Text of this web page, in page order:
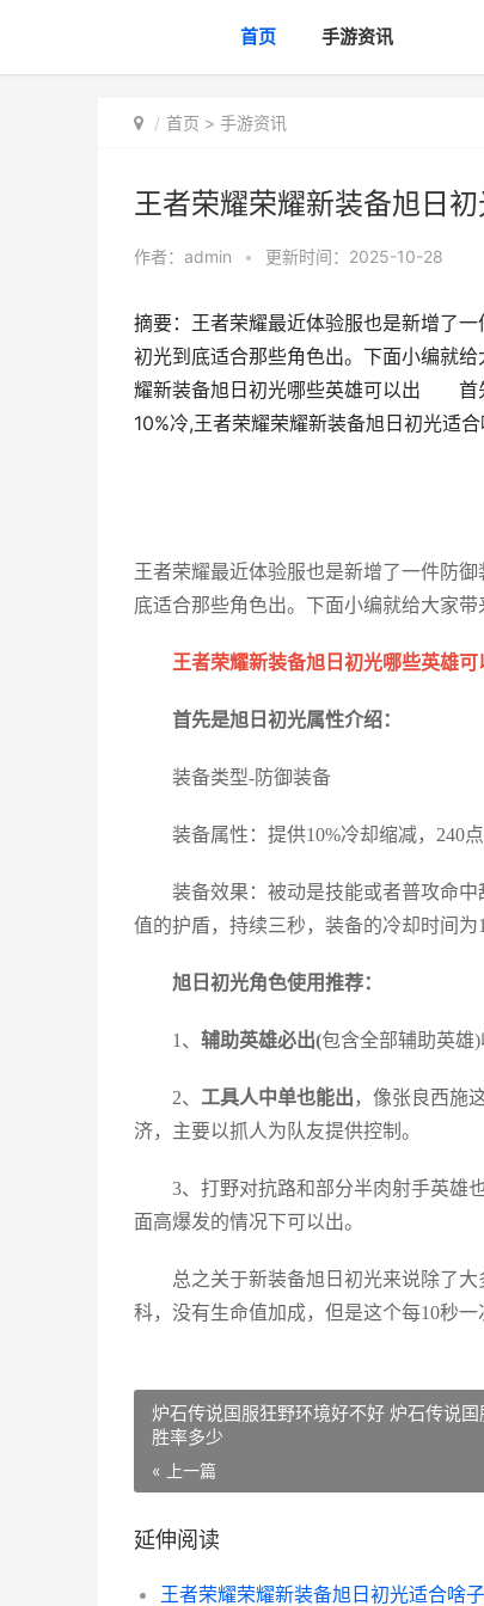
首页 手游资讯
首页 > 手游资讯
王者荣耀荣耀新装备旭日
作者： admin • 更新时间：2025-10-28
摘要：王者荣耀最近体验服也是新增了
初光到底适合那些角色出。下面小编就
耀新装备旭日初光哪些英雄可以出
10%冷,王者荣耀荣耀新装备旭日初光适
王者荣耀最近体验服也是新增了一件防
底适合那些角色出。下面小编就给大家
王者荣耀新装备旭日初光哪些英雄可
首先是旭日初光属性介绍：
装备类型-防御装备
装备属性：提供10%冷却缩减，240点
装备效果：被动是技能或者普攻命中
值的护盾，持续三秒，装备的冷却时间为
旭日初光角色使用推荐：
1、 辅助英雄必出(包含全部辅助英雄)
2、 工具人中单也能出 ，像张良西施
济，主要以抓人为队友提供控制。
3、打野对抗路和部分半肉射手英雄也
面高爆发的情况下可以出。
总之关于新装备旭日初光来说除了大
科，没有生命值加成，但是这个每10秒一
炉石传说国服狂野环境好不好 炉石传说国
胜率多少
« 上一篇
延伸阅读